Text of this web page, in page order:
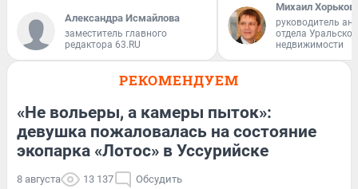
Александра Исмайлова
заместитель главного
редактора 63.RU
Михаил Хорьков
руководитель
отдела
недвижимости
РЕКОМЕНДУЕМ
«Не вольеры, а камеры пыток»:
девушка пожаловалась на состояние
экопарка «Лотос» в Уссурийске
8 августа 13 137 Обсудить